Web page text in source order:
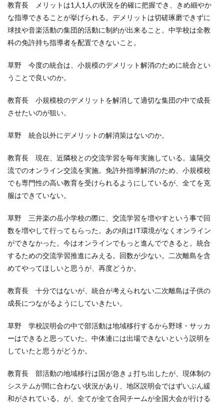
教育長 メリットは1人1人の状況を的確に把握でき、きめ細やか
な指導できることが挙げられる。デメリットは切磋琢磨できずに
球技や音楽活動の集団的活動に制約が出来ること。中学校は全教
科の免許持ち指導者を配置できないこと。
草野 今度の統合は、小規模のデメリット解消のために統合とい
うことで良いのか。
教育長 小規模校のデメリットを解消して適切な集団の中で成長
させたいのが狙い。
草野 統合以外にデメリットの解消策はないのか。
教育長 現在、近隣校との交流学習を毎年実施している。遠隔交
流でのオンライン交流を実施。免許外指導解消のため、小規模校
でも専門性の高い教育を受けられるようにしているが、全てを克
服はできていない。
草野 三井楽の岳小学校の際に、交流学習を増やすという事で回
数を増やして行ってもらった。あの頃はIT環境がなくオンライン
ができなかった。今はオンラインでもっと進んでできると。統合
するための交流学習推進にみえる。回数が少ない。二次離島を含
めてやってほしいと思うが、再度どうか。
教育長 十分ではないが、統合が考えられない二次離島は子供の
成長につながるようにしていきたい。
草野 学校説明会の中で部活動は地域移行するから野球・サッカ
ーはできると思っていた。中体連には出場できないという説明を
していたと思うがどうか。
教育長 部活動の地域移行は国が急きょ打ち出したが、現体制の
システムが間に合わない状況があり、地区説明会ではずいぶん緩
和がされている。が、全てが全て合同チームが全国大会が行ける